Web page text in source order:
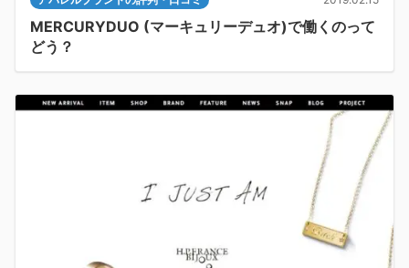
MERCURYDUO (マーキュリーデュオ)で働くのって
どう？